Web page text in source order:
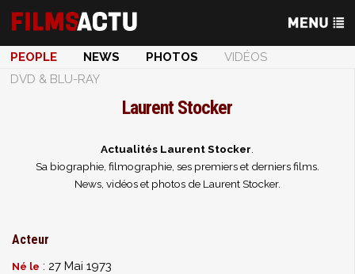
PEOPLE NEWS PHOTOS
VIDÉOS
DVD & BLU-RAY
Laurent Stocker
Actualités Laurent Stocker
Sa biographie, filmographie, ses premiers et derniers films.
News, vidéos et photos de Laurent Stocker.
Acteur
Né le : 27 Mai 1973